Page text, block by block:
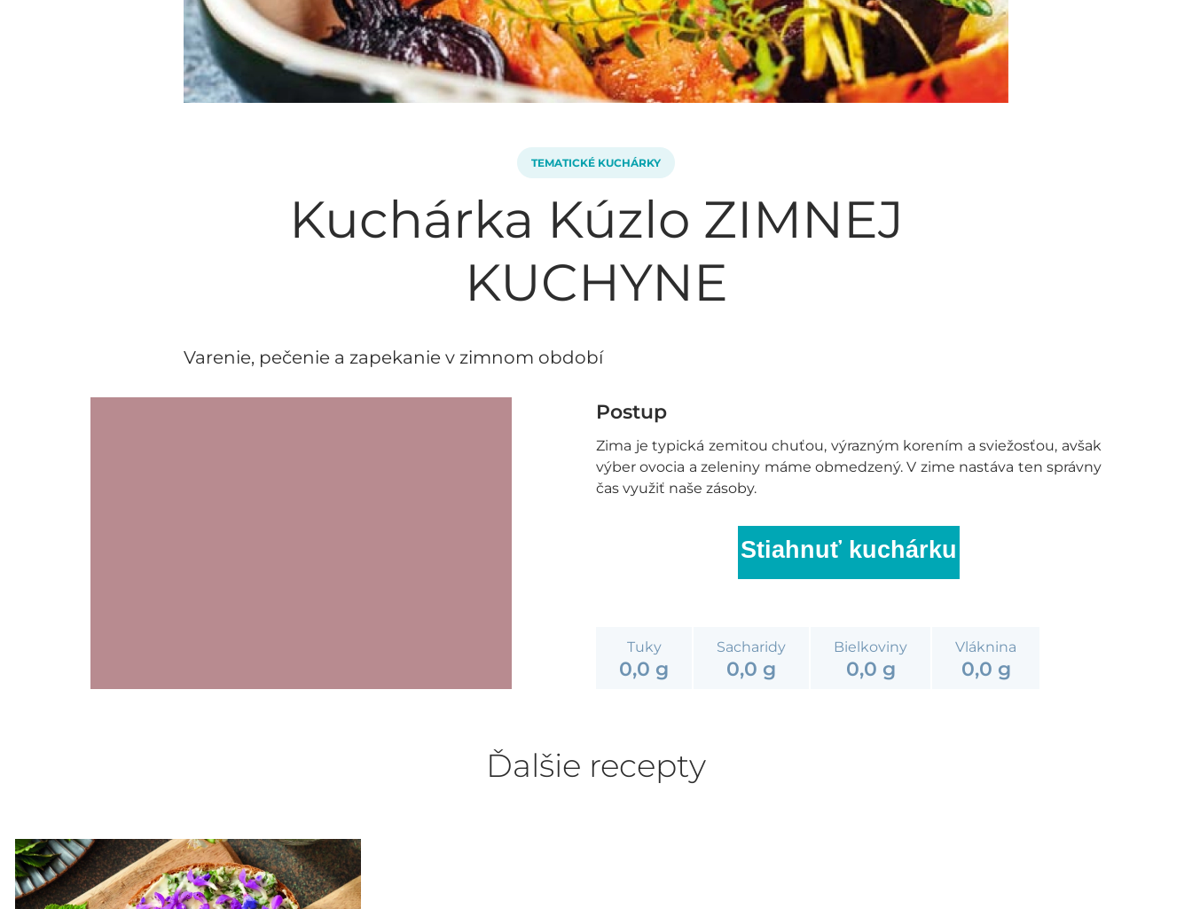
TEMATICKÉ KUCHÁRKY
Kuchárka Kúzlo ZIMNEJ
KUCHYNE
Varenie, pečenie a zapekanie v zimnom období
Postup
Zima je typická zemitou chuťou, výrazným korením a sviežosťou, avšak
výber ovocia a zeleniny máme obmedzený. V zime nastáva ten správny
čas využiť naše zásoby.
Stiahnuť kuchárku
Tuky
0,0 g
Sacharidy
0,0 g
Bielkoviny
0,0 g
Vláknina
0,0 g
Ďalšie recepty